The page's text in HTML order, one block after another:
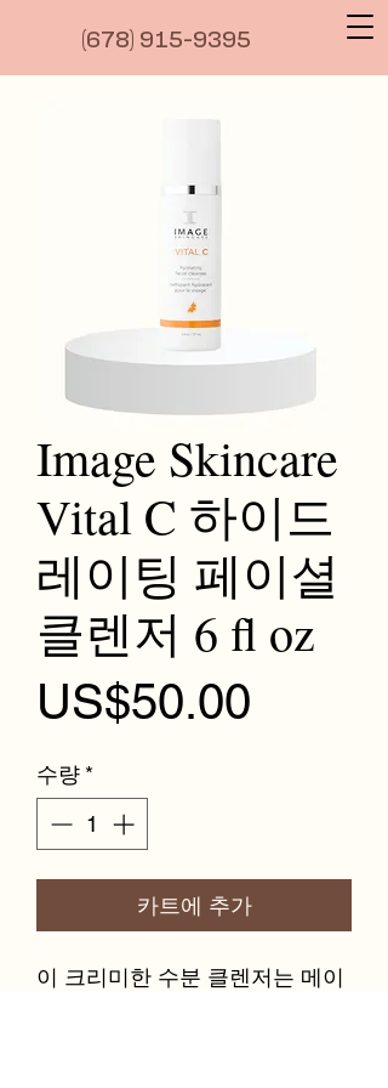
(678) 915-9395
Image Skincare
Vital C 하이드
레이팅 페이셜
클렌저 6 fl oz
US$50.00
수량 *
카트에 추가
이 크리미한 수분 클렌저는 메이